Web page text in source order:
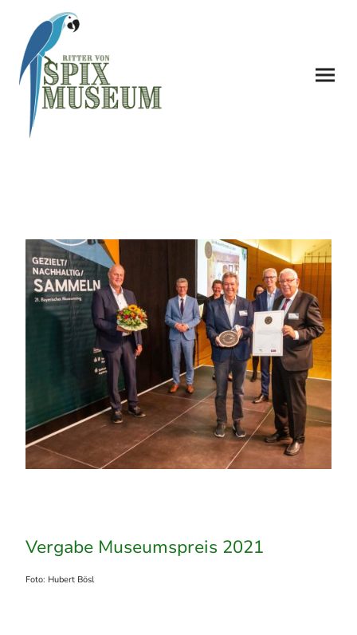
Vergabe Museumspreis 2021
Foto: Hubert Bösl